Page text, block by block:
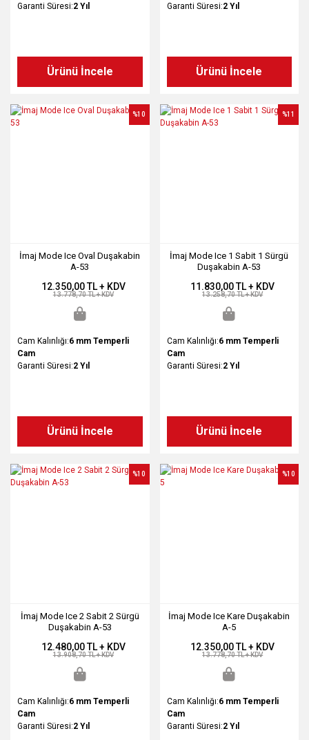
Garanti Süresi:2 Yıl
Ürünü İncele
Garanti Süresi:2 Yıl
Ürünü İncele
İmaj Mode Ice Oval Duşakabin
A-53
%10
12.350,00 TL + KDV
13.778,70 TL + KDV
Cam Kalınlığı:6 mm Temperli
Cam
Garanti Süresi:2 Yıl
Ürünü İncele
İmaj Mode Ice 1 Sabit 1 Sürgü
Duşakabin A-53
%11
11.830,00 TL + KDV
13.258,70 TL + KDV
Cam Kalınlığı:6 mm Temperli
Cam
Garanti Süresi:2 Yıl
Ürünü İncele
İmaj Mode Ice 2 Sabit 2 Sürgü
Duşakabin A-53
%10
12.480,00 TL + KDV
13.908,70 TL + KDV
Cam Kalınlığı:6 mm Temperli
Cam
Garanti Süresi:2 Yıl
İmaj Mode Ice Kare Duşakabin
A-5
%10
12.350,00 TL + KDV
13.778,70 TL + KDV
Cam Kalınlığı:6 mm Temperli
Cam
Garanti Süresi:2 Yıl